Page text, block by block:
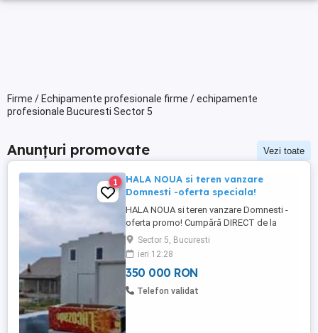
Firme / Echipamente profesionale firme / echipamente
profesionale Bucuresti Sector 5
Anunțuri promovate Vezi toate
1
HALA NOUA si teren vanzare
Domnesti -oferta speciala!
HALA NOUA si teren vanzare Domnesti -
oferta promo! Cumpără DIRECT de la
PROPRIETAR , FĂRĂ COMISION de
VÂNZARE DOMNEȘTI : 0721 922 902 500
mp SUPRAFAȚĂ TEREN din care : 165 m
CONSTRUCȚIE + STRUCTURĂ metalica
de ETAJ în SUPRAFAȚĂ de 49 m SUP.
Sector 5, Bucuresti
ieri 12:28
350 000 RON
Telefon validat